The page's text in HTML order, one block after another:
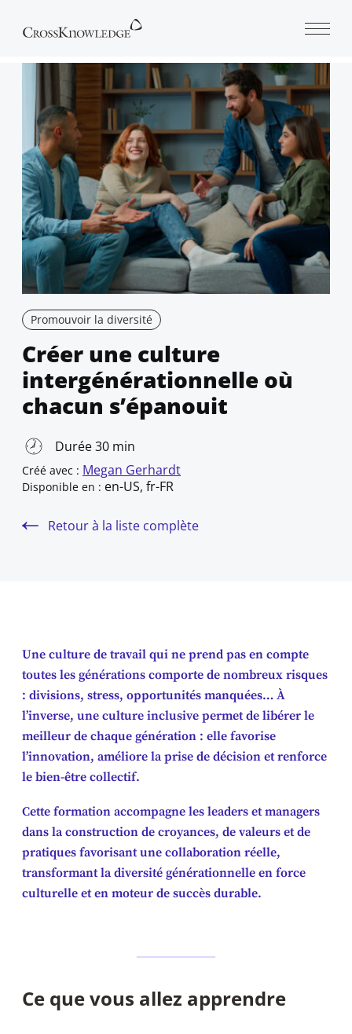
Promouvoir la diversité
Créer une culture
intergénérationnelle où
chacun s’épanouit
Durée 30 min
Créé avec : Megan Gerhardt
Disponible en : en-US, fr-FR
Retour à la liste complète
Une culture de travail qui ne prend pas en compte
toutes les générations comporte de nombreux risques
: divisions, stress, opportunités manquées… À
l’inverse, une culture inclusive permet de libérer le
meilleur de chaque génération : elle favorise
l’innovation, améliore la prise de décision et renforce
le bien-être collectif.
Cette formation accompagne les leaders et managers
dans la construction de croyances, de valeurs et de
pratiques favorisant une collaboration réelle,
transformant la diversité générationnelle en force
culturelle et en moteur de succès durable.
Ce que vous allez apprendre